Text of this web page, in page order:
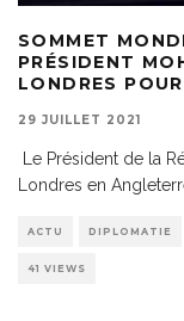
SOMMET
PRÉSIDENT
LONDRES
29 JUILLET 2021
Le Président de la
Londres en
ACTU DIPLOMATIE
41 VIEWS